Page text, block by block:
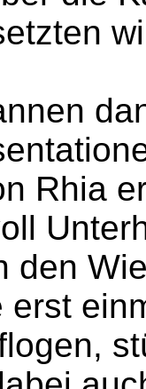
Rhia
den
erst